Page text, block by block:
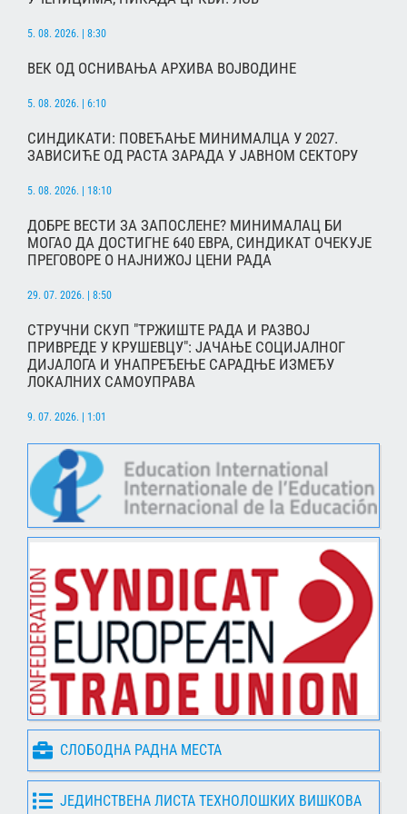
5. 08. 2026. | 8:30
ВЕК ОД ОСНИВАЊА АРХИВА ВОЈВОДИНЕ
5. 08. 2026. | 6:10
СИНДИКАТИ: ПОВЕЋАЊЕ МИНИМАЛЦА У 2027.
ЗАВИСИЋЕ ОД РАСТА ЗАРАДА У ЈАВНОМ СЕКТОРУ
5. 08. 2026. | 18:10
ДОБРЕ ВЕСТИ ЗА ЗАПОСЛЕНЕ? МИНИМАЛАЦ БИ
МОГАО ДА ДОСТИГНЕ 640 ЕВРА, СИНДИКАТ ОЧЕКУЈЕ
ПРЕГОВОРЕ О НАЈНИЖОЈ ЦЕНИ РАДА
29. 07. 2026. | 8:50
СТРУЧНИ СКУП "ТРЖИШТЕ РАДА И РАЗВОЈ
ПРИВРЕДЕ У КРУШЕВЦУ": ЈАЧАЊЕ СОЦИЈАЛНОГ
ДИЈАЛОГА И УНАПРЕЂЕЊЕ САРАДЊЕ ИЗМЕЂУ
ЛОКАЛНИХ САМОУПРАВА
9. 07. 2026. | 1:01
СЛОБОДНА РАДНА МЕСТА
ЈЕДИНСТВЕНА ЛИСТА ТЕХНОЛОШКИХ ВИШКОВА